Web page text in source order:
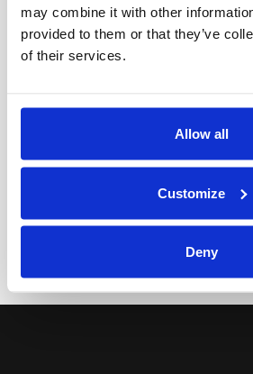
may combine it with other
provided to them or that they’ve
of their services.
Allow all
Customize
Deny
På det anrika skrädderiet A.W.
Stockholm har måttbeställda
Skräddarna reser sig på nio
Av CAROLINE ÅKERLUND
Publicerad: 17 oktober 2017, 14:58
Se Alla Nyheter